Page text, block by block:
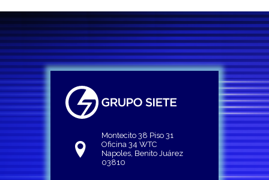
Montecito 38 Piso 31
Oficina 34 WTC
Napoles, Benito Juárez
03810